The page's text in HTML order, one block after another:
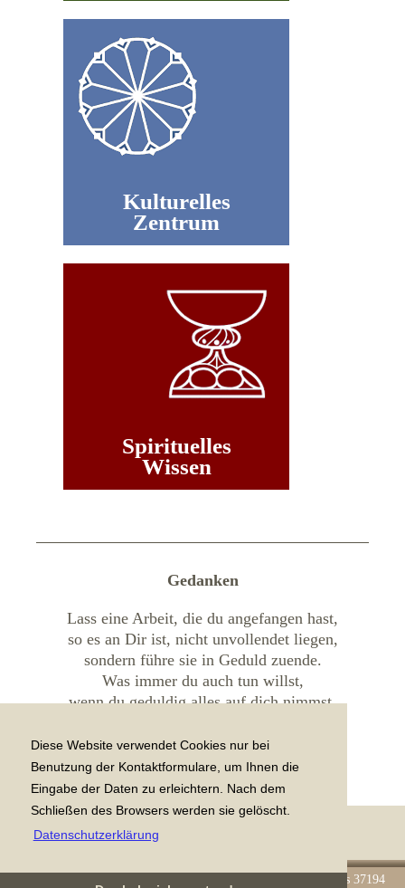
Diese Website verwendet Cookies nur bei
Benutzung der Kontaktformulare, um Ihnen die
Eingabe der Daten zu erleichtern. Nach dem
Schließen des Browsers werden sie gelöscht.
Datenschutzerklärung
Kulturelles
Zentrum
Spirituelles
Wissen
Gedanken
Lass eine Arbeit, die du angefangen hast,
so es an Dir ist, nicht unvollendet liegen,
sondern führe sie in Geduld zuende.
Was immer du auch tun willst,
wenn du geduldig alles auf dich nimmst,
2026 © Klosterkirche Lippoldsberg, 34399 Wesertal (ehemals 37194